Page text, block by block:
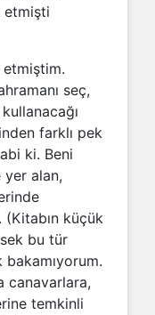
etmişti
etmiştim.
seç,
farklı pek
ki. Beni
yer alan,
küçük
bu tür
bakamıyorum.
canavarlara,
temkinli